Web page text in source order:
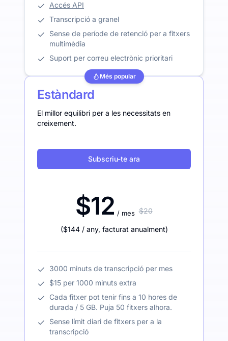
Accés API
Transcripció a granel
Sense de període de retenció per a fitxers
multimèdia
Suport per correu electrònic prioritari
Més popular
Estàndard
El millor equilibri per a les necessitats en
creixement.
Subscriu-te ara
$12 / mes $20
($144 / any, facturat anualment)
3000 minuts de transcripció per mes
$15 per 1000 minuts extra
Cada fitxer pot tenir fins a 10 hores de
durada / 5 GB. Puja 50 fitxers alhora.
Sense límit diari de fitxers per a la
transcripció